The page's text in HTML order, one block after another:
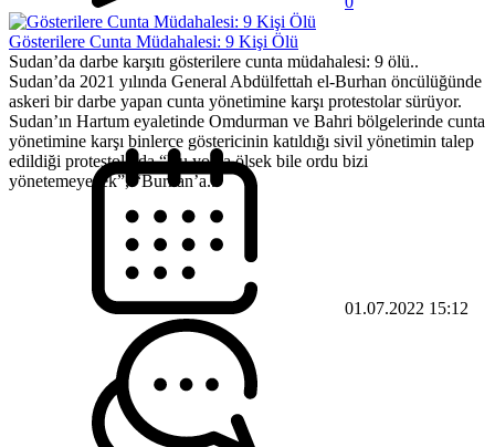
Gösterilere Cunta Müdahalesi: 9 Kişi Ölü
Sudan’da darbe karşıtı gösterilere cunta müdahalesi: 9 ölü..
Sudan’da 2021 yılında General Abdülfettah el-Burhan öncülüğünde
askeri bir darbe yapan cunta yönetimine karşı protestolar sürüyor.
Sudan’ın Hartum eyaletinde Omdurman ve Bahri bölgelerinde cunta
yönetimine karşı binlerce göstericinin katıldığı sivil yönetimin talep
edildiği protestolarda “Bu yolda ölsek bile ordu bizi
yönetemeyecek”, “Burhan’a...
01.07.2022 15:12